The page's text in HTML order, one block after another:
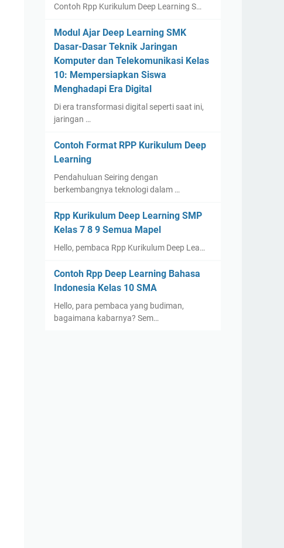
Contoh Rpp Kurikulum Deep Learning S…
Modul Ajar Deep Learning SMK
Dasar-Dasar Teknik Jaringan
Komputer dan Telekomunikasi Kelas
10: Mempersiapkan Siswa
Menghadapi Era Digital
Di era transformasi digital seperti saat ini,
jaringan …
Contoh Format RPP Kurikulum Deep
Learning
Pendahuluan Seiring dengan
berkembangnya teknologi dalam …
Rpp Kurikulum Deep Learning SMP
Kelas 7 8 9 Semua Mapel
Hello, pembaca Rpp Kurikulum Deep Lea…
Contoh Rpp Deep Learning Bahasa
Indonesia Kelas 10 SMA
Hello, para pembaca yang budiman,
bagaimana kabarnya? Sem…